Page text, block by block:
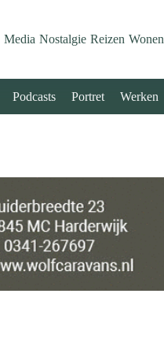
Media Nostalgie Reizen Wonen
Podcasts Portret Werken